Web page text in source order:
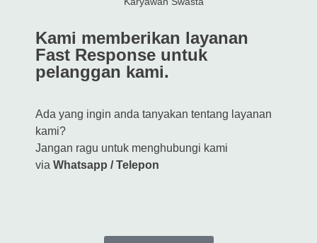
Kami memberikan layanan
Fast Response untuk
pelanggan kami.
Ada yang ingin anda tanyakan tentang layanan
kami?
Jangan ragu untuk menghubungi kami
via Whatsapp / Telepon